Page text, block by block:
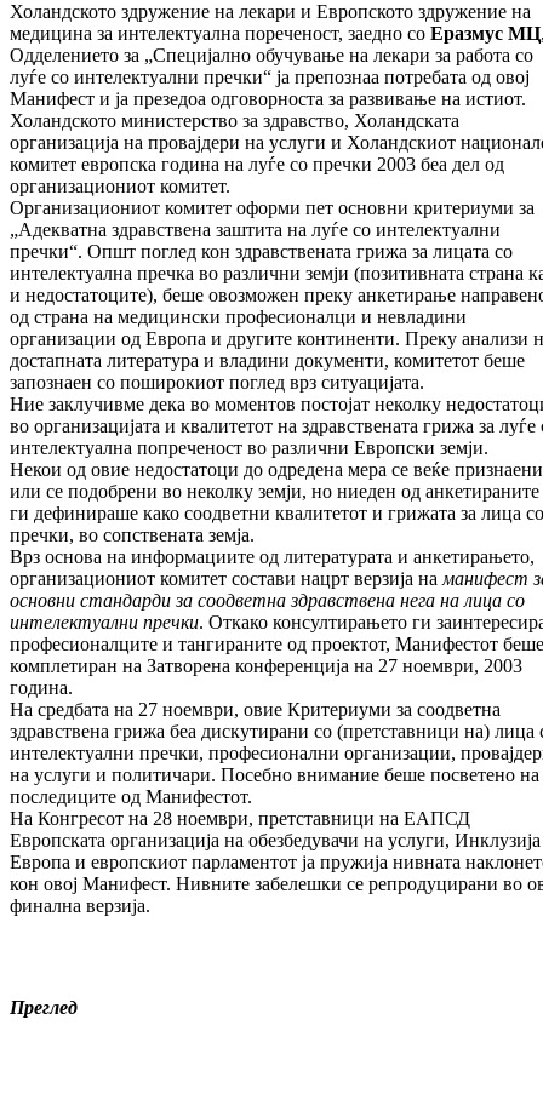
Холандското здружение на лекари и Европското здружение на
медицина за интелектуална пореченост, заедно со Еразмус МЦ
Одделението за „Специјално обучување на лекари за работа со
луѓе со интелектуални пречки“ ја препознаа потребата од овој
Манифест и ја презедоа одговорноста за развивање на истиот.
Холандското министерство за здравство, Холандската
организација на провајдери на услуги и Холандскиот
комитет европска година на луѓе со пречки 2003 беа дел од
организациониот комитет.
Организациониот комитет оформи пет основни критериуми за
„Адекватна здравствена заштита на луѓе со интелектуални
пречки“. Општ поглед кон здравствената грижа за лицата со
интелектуална пречка во различни земји (позитивната страна
и недостатоците), беше овозможен преку анкетирање
од страна на медицински професионалци и невладини
организации од Европа и другите континенти. Преку анализи
достапната литература и владини документи, комитетот беше
запознаен со поширокиот поглед врз ситуацијата.
Ние заклучивме дека во моментов постојат неколку
во организацијата и квалитетот на здравствената грижа за луѓе
интелектуална попреченост во различни Европски земји.
Некои од овие недостатоци до одредена мера се веќе признаени
или се подобрени во неколку земји, но ниеден од
ги дефинираше како соодветни квалитетот и грижата за лица со
пречки, во сопствената земја.
Врз основа на информациите од литературата и анкетирањето,
организациониот комитет состави нацрт верзија на манифест
основни стандарди за соодветна здравствена нега на лица со
интелектуални пречки. Откако консултирањето ги
професионалците и тангираните од проектот, Манифестот беше
комплетиран на Затворена конференција на 27 ноември, 2003
година.
На средбата на 27 ноември, овие Критериуми за соодветна
здравствена грижа беа дискутирани со (претставници на) лица
интелектуални пречки, професионални организации,
на услуги и политичари. Посебно внимание беше посветено на
последиците од Манифестот.
На Конгресот на 28 ноември, претставници на ЕАПСД
Европската организација на обезбедувачи на услуги, Инклузија
Европа и европскиот парламентот ја пружија нивната
кон овој Манифест. Нивните забелешки се репродуцирани во
финална верзија.
Преглед